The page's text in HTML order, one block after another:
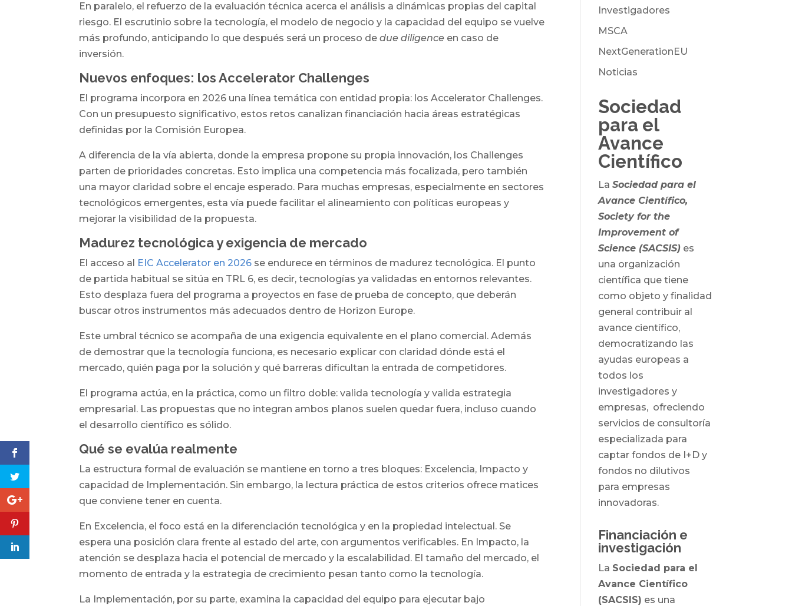
En paralelo, el refuerzo de la evaluación técnica acerca el análisis a dinámicas propias del capital
riesgo. El escrutinio sobre la tecnología, el modelo de negocio y la capacidad del equipo se vuelve
más profundo, anticipando lo que después será un proceso dedue diligence en caso de
inversión.
Nuevos enfoques: los Accelerator Challenges
El programa incorpora en 2026 una línea temática con entidad propia: los Accelerator Challenges.
Con un presupuesto significativo, estos retos canalizan financiación hacia áreas estratégicas
definidas por la Comisión Europea.
A diferencia de la vía abierta, donde la empresa propone su propia innovación, los Challenges
parten de prioridades concretas. Esto implica una competencia más focalizada, pero también
una mayor claridad sobre el encaje esperado. Para muchas empresas, especialmente en sectores
tecnológicos emergentes, esta vía puede facilitar el alineamiento con políticas europeas y
mejorar la visibilidad de la propuesta.
Madurez tecnológica y exigencia de mercado
El acceso al EIC Accelerator en 2026 se endurece en términos de madurez tecnológica. El punto
de partida habitual se sitúa en TRL 6, es decir, tecnologías ya validadas en entornos relevantes.
Esto desplaza fuera del programa a proyectos en fase de prueba de concepto, que deberán
buscar otros instrumentos más adecuados dentro de Horizon Europe.
Este umbral técnico se acompaña de una exigencia equivalente en el plano comercial. Además
de demostrar que la tecnología funciona, es necesario explicar con claridad dónde está el
mercado, quién paga por la solución y qué barreras dificultan la entrada de competidores.
El programa actúa, en la práctica, como un filtro doble: valida tecnología y valida estrategia
empresarial. Las propuestas que no integran ambos planos suelen quedar fuera, incluso cuando
el desarrollo científico es sólido.
Qué se evalúa realmente
La estructura formal de evaluación se mantiene en torno a tres bloques: Excelencia, Impacto y
capacidad de Implementación. Sin embargo, la lectura práctica de estos criterios ofrece matices
que conviene tener en cuenta.
En Excelencia, el foco está en la diferenciación tecnológica y en la propiedad intelectual. Se
espera una posición clara frente al estado del arte, con argumentos verificables. En Impacto, la
atención se desplaza hacia el potencial de mercado y la escalabilidad. El tamaño del mercado, el
momento de entrada y la estrategia de crecimiento pesan tanto como la tecnología.
La Implementación, por su parte, examina la capacidad del equipo para ejecutar bajo
Investigadores
MSCA
NextGenerationEU
Noticias
Sociedad
para el
Avance
Científico
LaSociedad para el
Avance Científico,
Society for the
Improvement of
Science (SACSIS) es
una organización
científica que tiene
como objeto y finalidad
general contribuir al
avance científico,
democratizando las
ayudas europeas a
todos los
investigadores y
empresas, ofreciendo
servicios de consultoría
especializada para
captar fondos de I+D y
fondos no dilutivos
para empresas
innovadoras.
Financiación e
investigación
La Sociedad para el
Avance Científico
(SACSIS) es una